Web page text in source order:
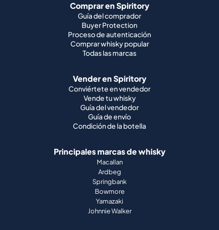
Comprar en Spiritory
Guía del comprador
Buyer Protection
Proceso de autenticación
Comprar whisky popular
Todas las marcas
Vender en Spiritory
Conviértete en vendedor
Vende tu whisky
Guía del vendedor
Guía de envío
Condición de la botella
Principales marcas de whisky
Macallan
Ardbeg
Springbank
Bowmore
Yamazaki
Johnnie Walker